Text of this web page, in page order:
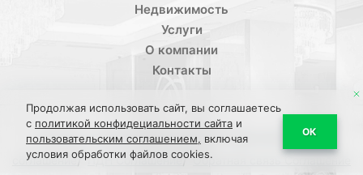
Недвижимость
Услуги
О компании
Контакты
Политика конфиденциальности/Пользовательское
соглашение/ПДН Соглашение/Обратная связь Соглашение
Продолжая использовать сайт, вы соглашаетесь
с политикой конфидециальности сайта и
пользовательским соглашением, включая
условия обработки файлов cookies.
ОК